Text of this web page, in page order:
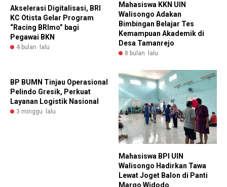
Akselerasi Digitalisasi, BRI
KC Otista Gelar Program
“Racing BRImo” bagi
Pegawai BKN
4 bulan lalu
Mahasiswa KKN UIN
Walisongo Adakan
Bimbingan Belajar Tes
Kemampuan Akademik di
Desa Tamanrejo
8 bulan lalu
BP BUMN Tinjau Operasional
Pelindo Gresik, Perkuat
Layanan Logistik Nasional
3 minggu lalu
Mahasiswa BPI UIN
Walisongo Hadirkan Tawa
Lewat Joget Balon di Panti
Margo Widodo